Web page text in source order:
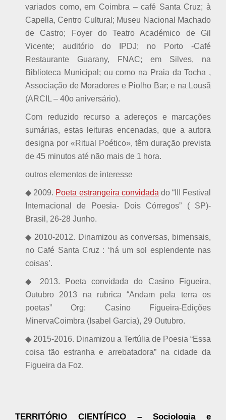
variados como, em Coimbra – café Santa Cruz; à
Capella, Centro Cultural; Museu Nacional Machado
de Castro; Foyer do Teatro Académico de Gil
Vicente; auditório do IPDJ; no Porto -Café
Restaurante Guarany, FNAC; em Silves, na
Biblioteca Municipal; ou como na Praia da Tocha ,
Associação de Moradores e Piolho Bar; e na Lousã
(ARCIL – 40o aniversário).
Com reduzido recurso a adereços e marcações
sumárias, estas leituras encenadas, que a autora
designa por «Ritual Poético», têm duração prevista
de 45 minutos até não mais de 1 hora.
outros elementos de interesse
◆ 2009. Poeta estrangeira convidada do “III Festival
Internacional de Poesia- Dois Córregos” ( SP)-
Brasil, 26-28 Junho.
◆ 2010-2012. Dinamizou as conversas, bimensais,
no Café Santa Cruz : ‘há um sol esplendente nas
coisas’.
◆ 2013. Poeta convidada do Casino Figueira,
Outubro 2013 na rubrica “Andam pela terra os
poetas” Org: Casino Figueira-Edições
MinervaCoimbra (Isabel Garcia), 29 Outubro.
◆ 2015-2016. Dinamizou a Tertúlia de Poesia “Essa
coisa tão estranha e arrebatadora” na cidade da
Figueira da Foz.
TERRITÓRIO CIENTÍFICO – Sociologia e